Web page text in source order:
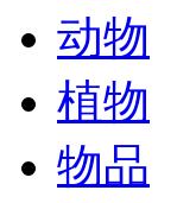
动物
植物
物品